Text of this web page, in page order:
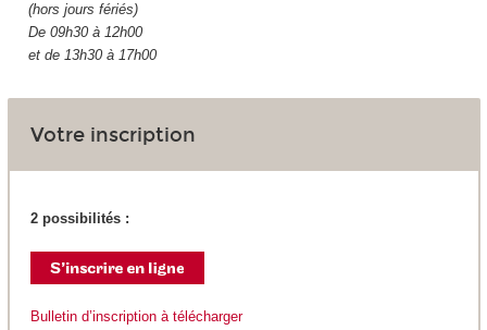
(hors jours fériés)
De 09h30 à 12h00
et de 13h30 à 17h00
Votre inscription
2 possibilités :
Bulletin d’inscription à télécharger